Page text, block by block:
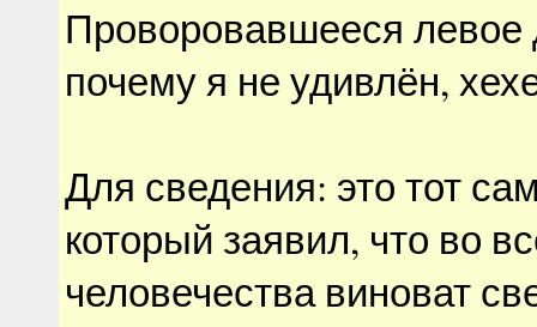
Проворовавшееся
почему я не удивлён,
Для сведения: это тот
который заявил, что во
человечества виноват